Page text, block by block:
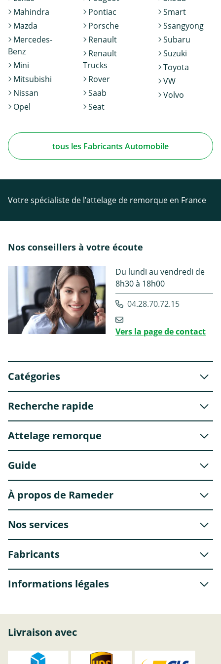
Mahindra
Mazda
Mercedes-
Benz
Mini
Mitsubishi
Nissan
Opel
Pontiac
Porsche
Renault
Renault
Trucks
Rover
Saab
Seat
Smart
Ssangyong
Subaru
Suzuki
Toyota
VW
Volvo
tous les Fabricants Automobile
Votre spécialiste de l’attelage de remorque en France
Nos conseillers à votre écoute
Du lundi au vendredi de
8h30 à 18h00
04.28.70.72.15
Vers la page de contact
Catégories
Recherche rapide
Attelage remorque
Guide
À propos de Rameder
Nos services
Fabricants
Informations légales
Livraison avec